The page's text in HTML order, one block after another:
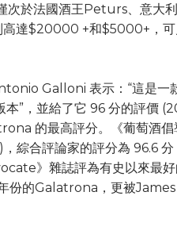
次於法國酒王Peturs、意大
高達$20000 +和$5000+，
Galloni 表示：“這是一
”，並給了它 96 分的評價
的最高評分。《葡萄酒
綜合評論家的評分為 96.6
》雜誌評為有史以來最
份的Galatrona，更被